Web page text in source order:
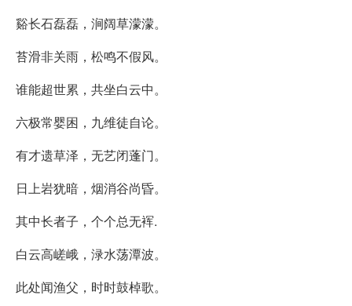
谿长石磊磊，涧阔草濛濛。
苔滑非关雨，松鸣不假风。
谁能超世累，共坐白云中。
六极常婴困，九维徒自论。
有才遗草泽，无艺闭蓬门。
日上岩犹暗，烟消谷尚昏。
其中长者子，个个总无裈.
白云高嵯峨，渌水荡潭波。
此处闻渔父，时时鼓棹歌。